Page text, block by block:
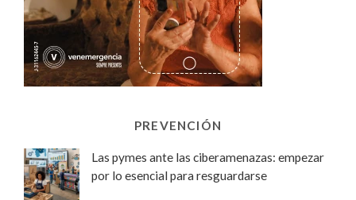
PREVENCIÓN
Las pymes ante las ciberamenazas: empezar
por lo esencial para resguardarse